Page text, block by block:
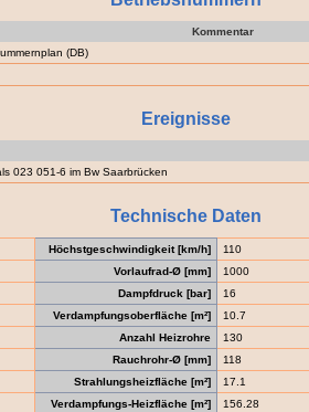
Kommentar
(DB)
Ereignisse
023 051-6 im Bw Saarbrücken
Technische Daten
Höchstgeschwindigkeit [km/h] 110
Vorlaufrad-Ø [mm] 1000
Dampfdruck [bar] 16
Verdampfungsoberfläche [m²] 10.7
Anzahl Heizrohre 130
Rauchrohr-Ø [mm] 118
Strahlungsheizfläche [m²] 17.1
Verdampfungs-Heizfläche [m²] 156.28